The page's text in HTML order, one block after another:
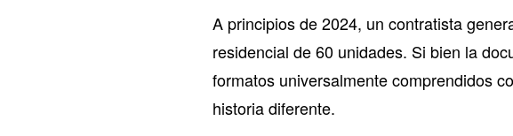
A principios de 2024, un contratista
residencial de 60 unidades. Si bien la
formatos universalmente comprendidos
historia diferente.